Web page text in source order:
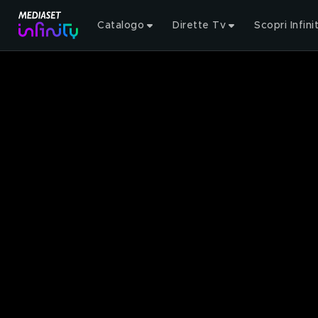
Catalogo Dirette Tv Scopri